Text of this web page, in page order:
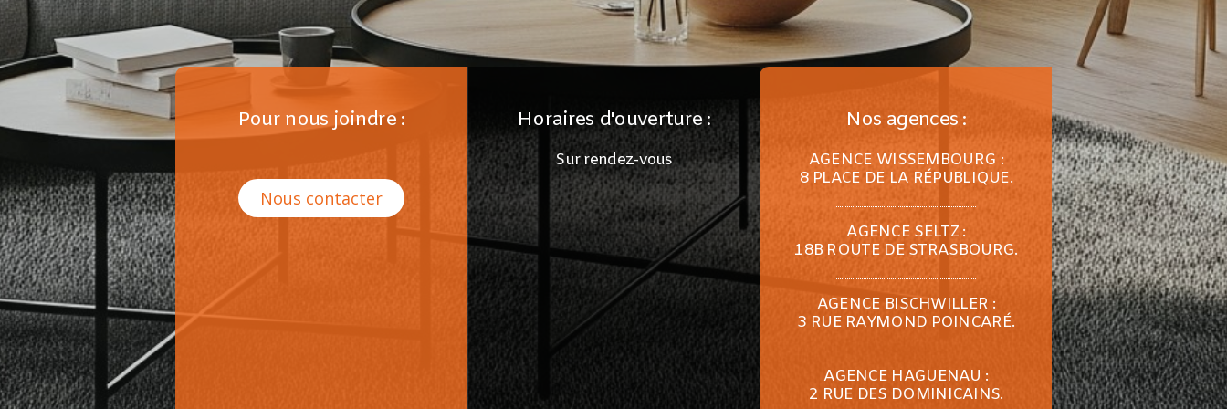
Pour nous joindre :
Nous contacter
Horaires d'ouverture :
Sur rendez-vous
Nos agences :
AGENCE WISSEMBOURG :
8 PLACE DE LA RÉPUBLIQUE.
AGENCE SELTZ :
18B ROUTE DE STRASBOURG.
AGENCE BISCHWILLER :
3 RUE RAYMOND POINCARÉ.
AGENCE HAGUENAU :
2 RUE DES DOMINICAINS.